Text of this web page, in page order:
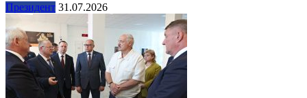
Президент 31.07.2026